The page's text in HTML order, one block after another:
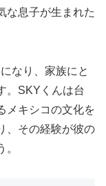
な息子が生まれた
なり、家族にと
。SKYくんは台
メキシコの文化を
、その経験が彼の